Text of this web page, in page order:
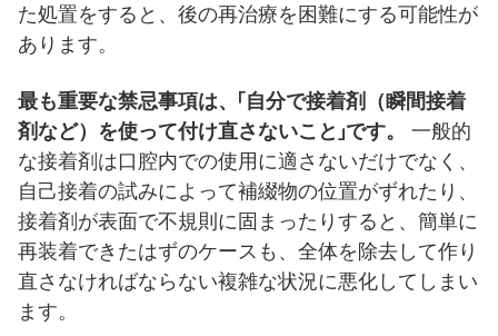
た処置をすると、後の再治療を困難にする可能性が
あります。
最も重要な禁忌事項は、「自分で接着剤（瞬間接着
剤など）を使って付け直さないこと」です。
一般的
な接着剤は口腔内での使用に適さないだけでなく、
自己接着の試みによって補綴物の位置がずれたり、
接着剤が表面で不規則に固まったりすると、簡単に
再装着できたはずのケースも、全体を除去して作り
直さなければならない複雑な状況に悪化してしまい
ます。